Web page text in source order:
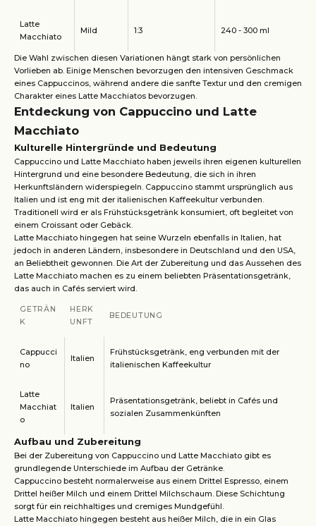
Latte
Macchiato
Mild 1:3 240 - 300 ml
Die Wahl zwischen diesen Variationen hängt stark von persönlichen
Vorlieben ab. Einige Menschen bevorzugen den intensiven Geschmack
eines Cappuccinos, während andere die sanfte Textur und den cremigen
Charakter eines Latte Macchiatos bevorzugen.
Entdeckung von Cappuccino und Latte
Macchiato
Kulturelle Hintergründe und Bedeutung
Cappuccino und Latte Macchiato haben jeweils ihren eigenen kulturellen
Hintergrund und eine besondere Bedeutung, die sich in ihren
Herkunftsländern widerspiegeln. Cappuccino stammt ursprünglich aus
Italien und ist eng mit der italienischen Kaffeekultur verbunden.
Traditionell wird er als Frühstücksgetränk konsumiert, oft begleitet von
einem Croissant oder Gebäck.
Latte Macchiato hingegen hat seine Wurzeln ebenfalls in Italien, hat
jedoch in anderen Ländern, insbesondere in Deutschland und den USA,
an Beliebtheit gewonnen. Die Art der Zubereitung und das Aussehen des
Latte Macchiato machen es zu einem beliebten Präsentationsgetränk,
das auch in Cafés serviert wird.
GETRÄN
K
HERK
UNFT
BEDEUTUNG
Cappucci
no
Italien
Frühstücksgetränk, eng verbunden mit der
italienischen Kaffeekultur
Latte
Macchiat
o
Italien
Präsentationsgetränk, beliebt in Cafés und
sozialen Zusammenkünften
Aufbau und Zubereitung
Bei der Zubereitung von Cappuccino und Latte Macchiato gibt es
grundlegende Unterschiede im Aufbau der Getränke.
Cappuccino besteht normalerweise aus einem Drittel Espresso, einem
Drittel heißer Milch und einem Drittel Milchschaum. Diese Schichtung
sorgt für ein reichhaltiges und cremiges Mundgefühl.
Latte Macchiato hingegen besteht aus heißer Milch, die in ein Glas